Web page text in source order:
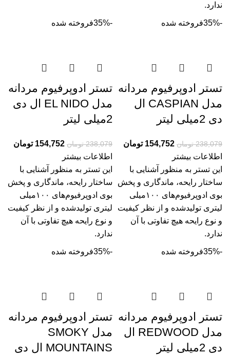
ندارد.
-35% فروخته شده
تستر ادوپرفیوم مردانه
مدل CASPIAN ال
دی 2میلی لیتر
238,079 تومان 154,752 تومان
اطلاعات بیشتر
این تستر به منظور آشنایی با
ساختار رایحه، ماندگاری و پخش
بوی ادوپرفیوم‌­های ۱۰۰میلی
لیتری تولیدشده و از نظر کیفیت
و نوع رایحه هیچ تفاوتی با آن
ندارد.
-35% فروخته شده
تستر ادوپرفیوم مردانه
مدل EL NIDO ال دی
2میلی لیتر
238,079 تومان 154,752 تومان
اطلاعات بیشتر
این تستر به منظور آشنایی با
ساختار رایحه، ماندگاری و پخش
بوی ادوپرفیوم‌­های ۱۰۰میلی
لیتری تولیدشده و از نظر کیفیت
و نوع رایحه هیچ تفاوتی با آن
ندارد.
-35% فروخته شده
تستر ادوپرفیوم مردانه
مدل REDWOOD ال
دی 2میلی لیتر
-35% فروخته شده
تستر ادوپرفیوم مردانه
مدل SMOKY
MOUNTAINS ال دی